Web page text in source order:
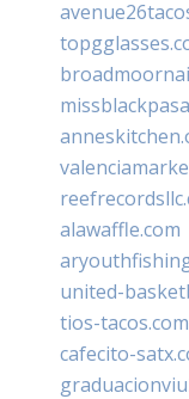
alawaffle.com
united-
tios-tacos.com
cafecito-